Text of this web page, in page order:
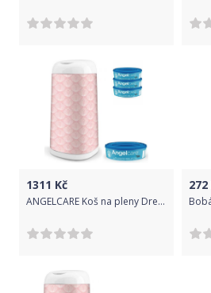
1311 Kč
ANGELCARE Koš na pleny Dress Up + 1 kazeta + náhradní kazety 3 ks + potah na koš Flower
272